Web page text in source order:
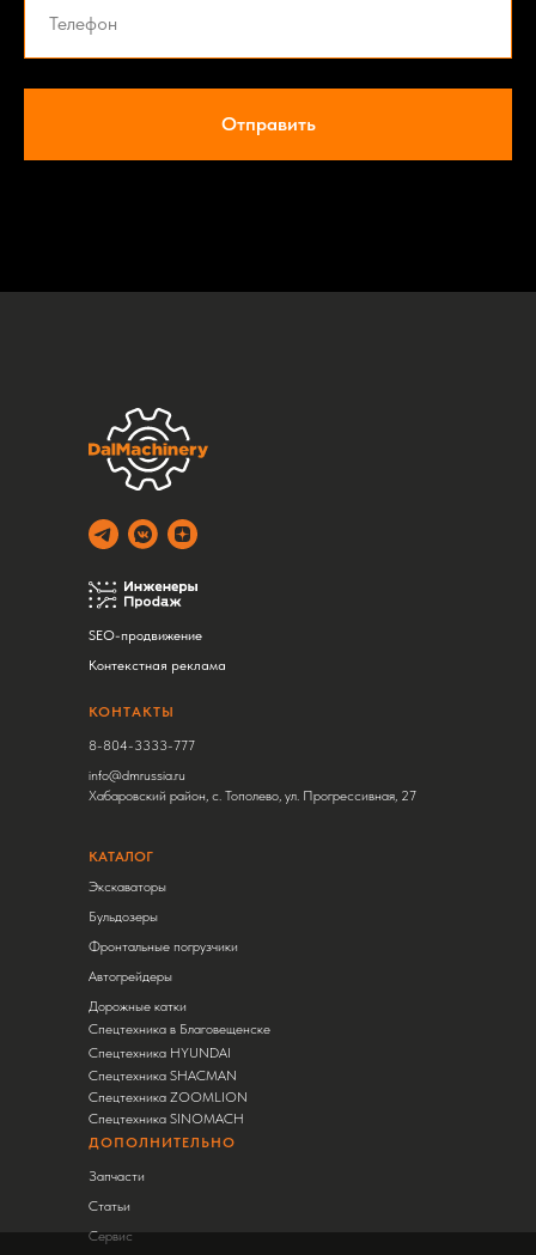
Отправить
Экскаваторы
Бульдозеры
Фронтальные погрузчики
Автогрейдеры
Дорожные катки
Спецтехника в Благовещенске
Спецтехника HYUNDAI
Спецтехника SHACMAN
Спецтехника ZOOMLION
Спецтехника SINOMACH
КАТАЛОГ
SEO-продвижение
Контекстная реклама
8-804-3333-777
info@dmrussia.ru
Хабаровский район, с. Тополево, ул. Прогрессивная, 27
КОНТАКТЫ
Запчасти
Статьи
Сервис
ДОПОЛНИТЕЛЬНО